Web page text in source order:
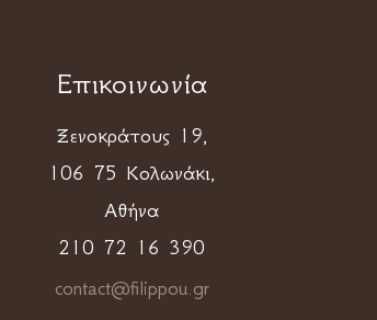
Επικοινωνία
Ξενοκράτους 19,
106 75 Κολωνάκι,
Αθήνα
210 72 16 390
contact@filippou.gr